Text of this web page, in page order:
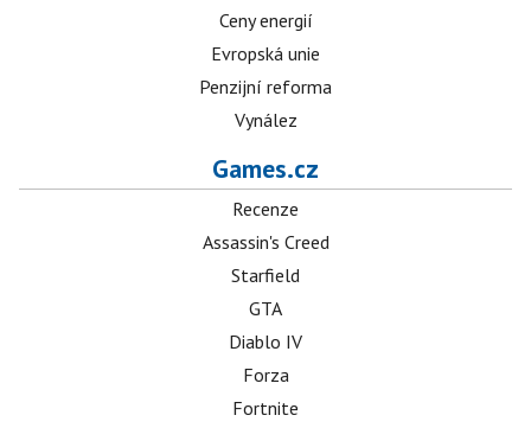
Ceny energií
Evropská unie
Penzijní reforma
Vynález
Games.cz
Recenze
Assassin's Creed
Starfield
GTA
Diablo IV
Forza
Fortnite